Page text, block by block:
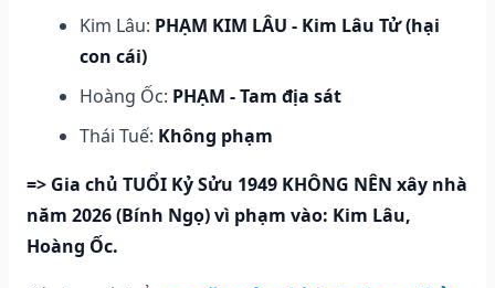
Kim Lâu: PHẠM KIM LÂU - Kim Lâu Tử (hại
con cái)
Hoàng Ốc: PHẠM - Tam địa sát
Thái Tuế: Không phạm
=> Gia chủ TUỔI Kỷ Sửu 1949 KHÔNG NÊN xây nhà
năm 2026 (Bính Ngọ) vì phạm vào: Kim Lâu,
Hoàng Ốc.